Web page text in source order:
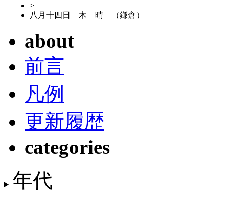
>
八月十四日 木 晴 （鎌倉）
about
前言
凡例
更新履歴
categories
年代